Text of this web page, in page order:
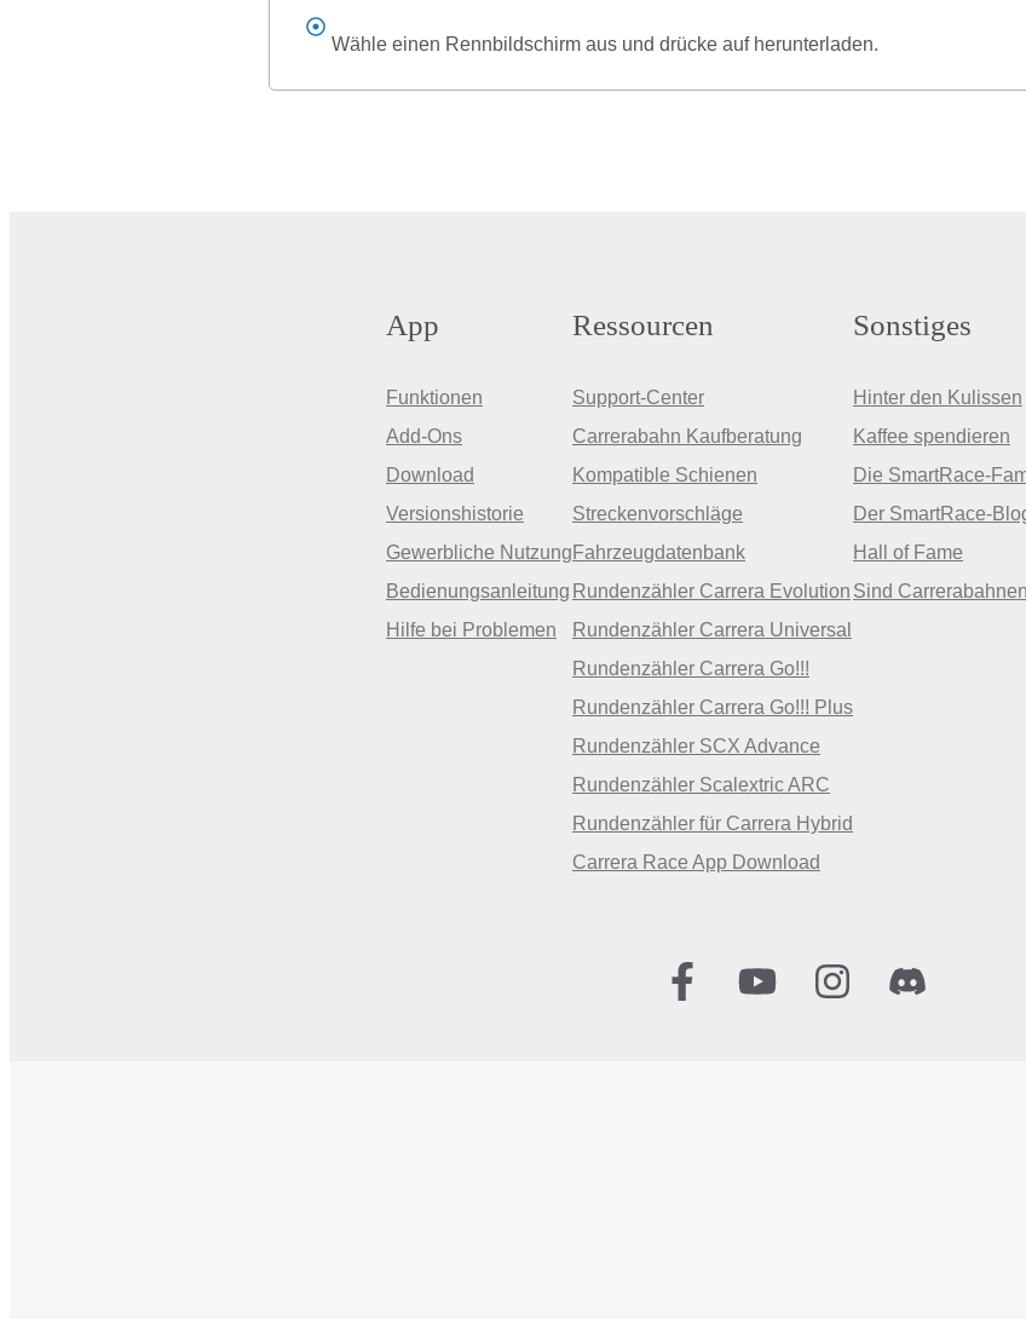
Wähle einen Rennbildschirm aus und drücke auf herunterladen.
App
Funktionen
Add-Ons
Download
Versionshistorie
Gewerbliche Nutzung
Bedienungsanleitung
Hilfe bei Problemen
Ressourcen
Support-Center
Carrerabahn Kaufberatung
Kompatible Schienen
Streckenvorschläge
Fahrzeugdatenbank
Rundenzähler Carrera Evolution
Rundenzähler Carrera Universal
Rundenzähler Carrera Go!!!
Rundenzähler Carrera Go!!! Plus
Rundenzähler SCX Advance
Rundenzähler Scalextric ARC
Rundenzähler für Carrera Hybrid
Carrera Race App Download
Sonstiges
Hinter den Kulissen
Kaffee spendieren
Die SmartRace-
Der SmartRace-
Hall of Fame
Sind